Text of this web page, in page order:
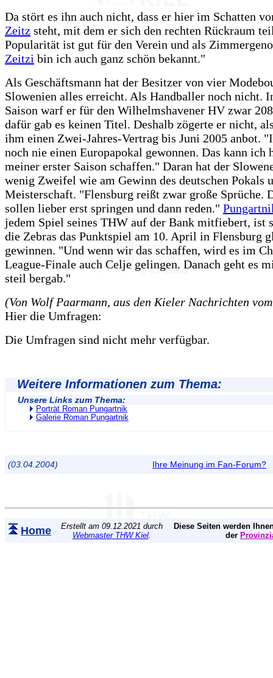
Da stört es ihn auch nicht, dass er hier im Schatten
Zeitz steht, mit dem er sich den rechten Rückraum
Popularität ist gut für den Verein und als
Zeitzi bin ich auch ganz schön bekannt."
Als Geschäftsmann hat der Besitzer von vier
Slowenien alles erreicht. Als Handballer noch nicht.
Saison warf er für den Wilhelmshavener HV zwar
dafür gab es keinen Titel. Deshalb zögerte er nicht,
ihm einen Zwei-Jahres-Vertrag bis Juni 2005 anbot.
noch nie einen Europapokal gewonnen. Das kann ich
meiner erster Saison schaffen." Daran hat der
wenig Zweifel wie am Gewinn des deutschen Pokals
Meisterschaft. "Flensburg reißt zwar große Sprüche.
sollen lieber erst springen und dann reden."
jedem Spiel seines THW auf der Bank mitfiebert, ist
die Zebras das Punktspiel am 10. April in Flensburg
gewinnen. "Und wenn wir das schaffen, wird es im
League-Finale auch Celje gelingen. Danach geht es
steil bergab."
(Von Wolf Paarmann, aus den Kieler Nachrichten
Hier die Umfragen:
Die Umfragen sind nicht mehr verfügbar.
Weitere Informationen zum Thema:
Unsere Links zum Thema:
Porträt Roman Pungartnik
Galerie Roman Pungartnik
(03.04.2004) Ihre Meinung im Fan-Forum?
Home
Erstellt am 09.12.2021 durch
Webmaster THW Kiel.
Diese Seiten werden
der